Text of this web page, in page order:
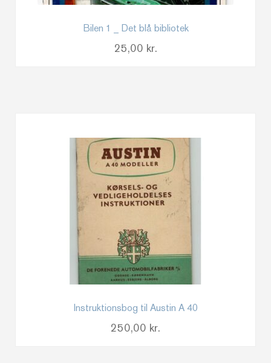
Bilen 1 _ Det blå bibliotek
25,00 kr.
Instruktionsbog til Austin A 40
250,00 kr.